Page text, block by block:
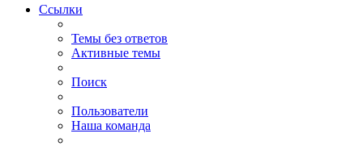
Ссылки
Темы без ответов
Активные темы
Поиск
Пользователи
Наша команда